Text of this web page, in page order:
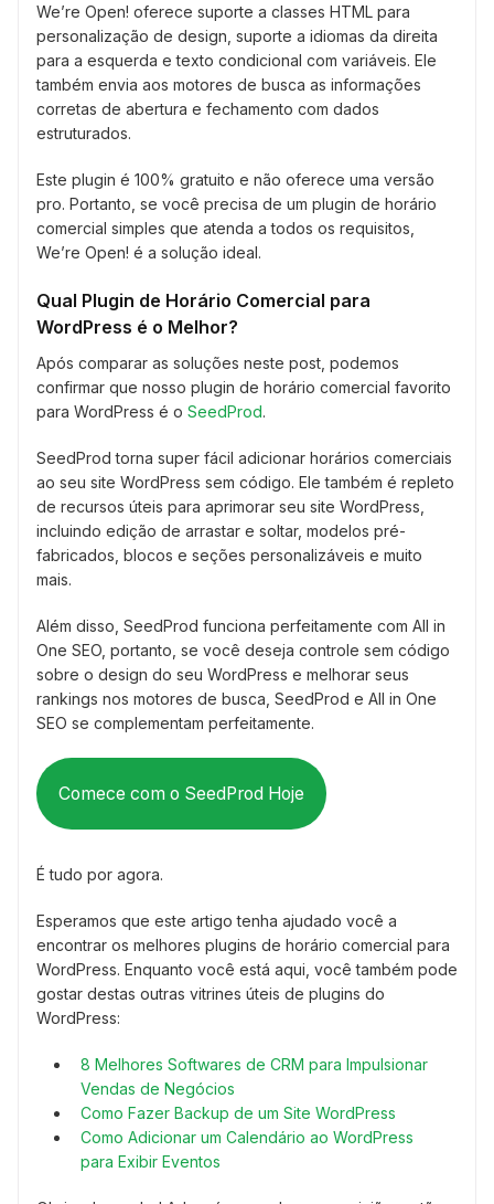
We’re Open! oferece suporte a classes HTML para
personalização de design, suporte a idiomas da direita
para a esquerda e texto condicional com variáveis. Ele
também envia aos motores de busca as informações
corretas de abertura e fechamento com dados
estruturados.
Este plugin é 100% gratuito e não oferece uma versão
pro. Portanto, se você precisa de um plugin de horário
comercial simples que atenda a todos os requisitos,
We’re Open! é a solução ideal.
Qual Plugin de Horário Comercial para
WordPress é o Melhor?
Após comparar as soluções neste post, podemos
confirmar que nosso plugin de horário comercial favorito
para WordPress é o SeedProd.
SeedProd torna super fácil adicionar horários comerciais
ao seu site WordPress sem código. Ele também é repleto
de recursos úteis para aprimorar seu site WordPress,
incluindo edição de arrastar e soltar, modelos pré-
fabricados, blocos e seções personalizáveis e muito
mais.
Além disso, SeedProd funciona perfeitamente com All in
One SEO, portanto, se você deseja controle sem código
sobre o design do seu WordPress e melhorar seus
rankings nos motores de busca, SeedProd e All in One
SEO se complementam perfeitamente.
Comece com o SeedProd Hoje
É tudo por agora.
Esperamos que este artigo tenha ajudado você a
encontrar os melhores plugins de horário comercial para
WordPress. Enquanto você está aqui, você também pode
gostar destas outras vitrines úteis de plugins do
WordPress:
8 Melhores Softwares de CRM para Impulsionar
Vendas de Negócios
Como Fazer Backup de um Site WordPress
Como Adicionar um Calendário ao WordPress
para Exibir Eventos